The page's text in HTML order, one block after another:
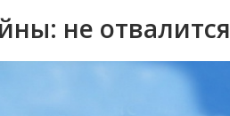
не отвалится